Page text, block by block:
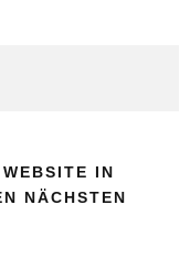
IN
NÄCHSTEN